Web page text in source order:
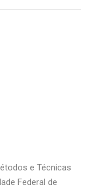
e Técnicas
Federal de